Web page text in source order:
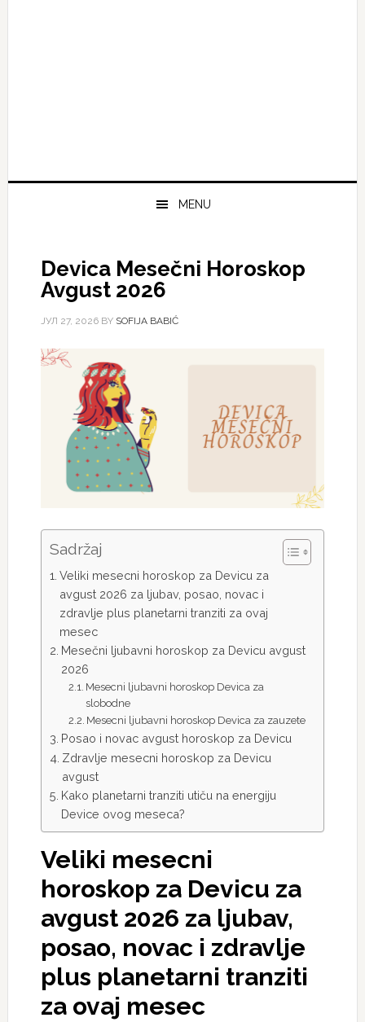
MENU
Devica Mesečni Horoskop
Avgust 2026
ЈУЛ 27, 2026BY SOFIJA BABIĆ
Sadržaj
Veliki mesecni horoskop za Devicu za
avgust 2026 za ljubav, posao, novac i
zdravlje plus planetarni tranziti za ovaj
mesec
Mesečni ljubavni horoskop za Devicu avgust
2026
Mesecni ljubavni horoskop Devica za
slobodne
Mesecni ljubavni horoskop Devica za zauzete
Posao i novac avgust horoskop za Devicu
Zdravlje mesecni horoskop za Devicu
avgust
Kako planetarni tranziti utiču na energiju
Device ovog meseca?
Veliki mesecni
horoskop za Devicu za
avgust 2026 za ljubav,
posao, novac i zdravlje
plus planetarni tranziti
za ovaj mesec